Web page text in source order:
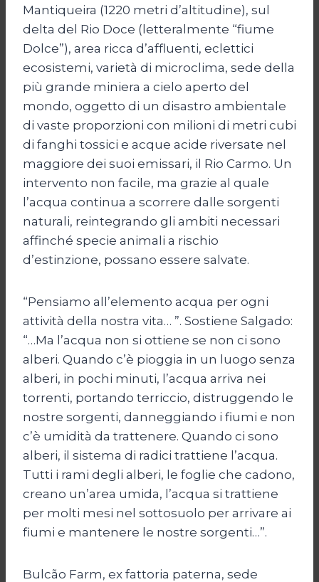
Mantiqueira (1220 metri d’altitudine), sul
delta del Rio Doce (letteralmente “fiume
Dolce”), area ricca d’affluenti, eclettici
ecosistemi, varietà di microclima, sede della
più grande miniera a cielo aperto del
mondo, oggetto di un disastro ambientale
di vaste proporzioni con milioni di metri cubi
di fanghi tossici e acque acide riversate nel
maggiore dei suoi emissari, il Rio Carmo. Un
intervento non facile, ma grazie al quale
l’acqua continua a scorrere dalle sorgenti
naturali, reintegrando gli ambiti necessari
affinché specie animali a rischio
d’estinzione, possano essere salvate.
“Pensiamo all’elemento acqua per ogni
attività della nostra vita… ”. Sostiene Salgado:
“…Ma l’acqua non si ottiene se non ci sono
alberi. Quando c’è pioggia in un luogo senza
alberi, in pochi minuti, l’acqua arriva nei
torrenti, portando terriccio, distruggendo le
nostre sorgenti, danneggiando i fiumi e non
c’è umidità da trattenere. Quando ci sono
alberi, il sistema di radici trattiene l’acqua.
Tutti i rami degli alberi, le foglie che cadono,
creano un’area umida, l’acqua si trattiene
per molti mesi nel sottosuolo per arrivare ai
fiumi e mantenere le nostre sorgenti…”.
Bulcão Farm, ex fattoria paterna, sede